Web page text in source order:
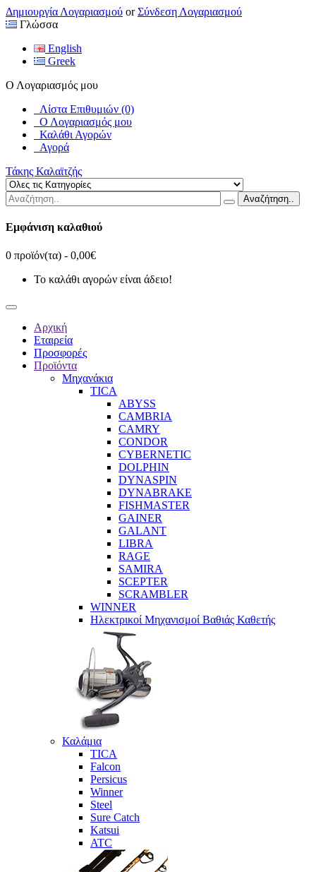
Δημιουργία Λογαριασμού orΣύνδεση Λογαριασμού
Γλώσσα
English
Greek
Ο Λογαριασμός μου
Λίστα Επιθυμιών (0)
Ο Λογαριασμός μου
Καλάθι Αγορών
Αγορά
Τάκης Καλαϊτζής
Αναζήτηση..
Εμφάνιση καλαθιού
0 προϊόν(τα) - 0,00€
Το καλάθι αγορών είναι άδειο!
Αρχική
Εταιρεία
Προσφορές
Προϊόντα
Μηχανάκια
TICA
ABYSS
CAMBRIA
CAMRY
CONDOR
CYBERNETIC
DOLPHIN
DYNASPIN
DYNABRAKE
FISHMASTER
GAINER
GALANT
LIBRA
RAGE
SAMIRA
SCEPTER
SCRAMBLER
WINNER
Ηλεκτρικοί Μηχανισμοί Βαθιάς Καθετής
Καλάμια
TICA
Falcon
Persicus
Winner
Steel
Sure Catch
Katsui
ATC